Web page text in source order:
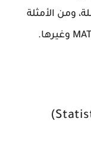
ومن الأمثلة